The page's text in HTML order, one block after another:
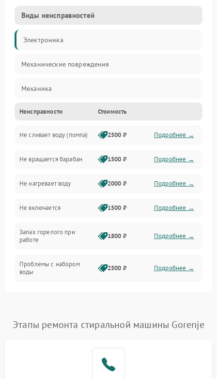
Виды неисправностей
Электроника
Механические повреждения
Механика
Электропитание
Водоснабжение
Слив
Программное обеспечение
Неисправности Стоимость
Не сливает воду (помпа) 2500 ₽ Подробнее →
Не вращается барабан 1500 ₽ Подробнее →
Не нагревает воду 2000 ₽ Подробнее →
Не включается 1500 ₽ Подробнее →
Запах горелого при
работе
1800 ₽ Подробнее →
Проблемы с набором
воды
2500 ₽ Подробнее →
Подробнее →
Этапы ремонта стиральной машины Gorenje